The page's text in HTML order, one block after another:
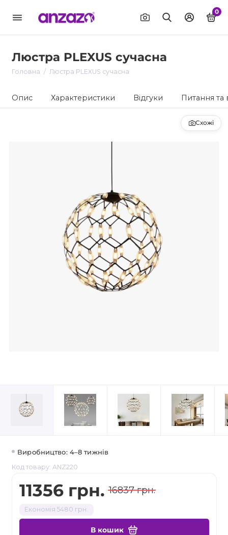
0
Люстра PLEXUS сучасна
Головна Люстра PLEXUS сучасна
Опис Характеристики Відгуки Питання та
Схожі
Виробництво: 4–8 тижнів
Код товару: ANZ220
11356 грн. 16837 грн.
Економія 5480 грн.
В кошик